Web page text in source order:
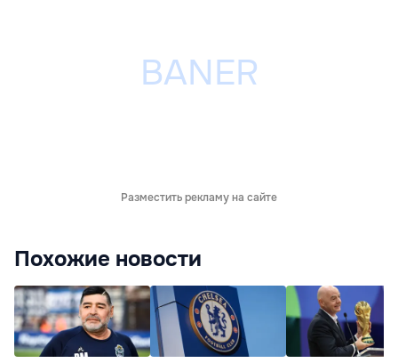
Разместить рекламу на сайте
Похожие новости